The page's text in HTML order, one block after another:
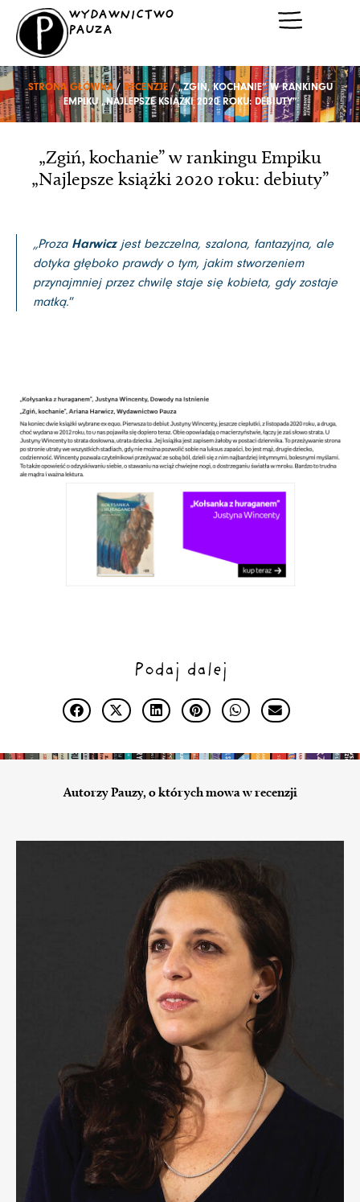
Przejdź
treści
WYDAWNICTWO
PAUZA
STRONA GŁÓWNA/ RECENZJE/ „ZGIŃ, KOCHANIE” W RANKINGU
EMPIKU „NAJLEPSZE KSIĄŻKI 2020 ROKU: DEBIUTY”
„Zgiń, kochanie” w rankingu Empiku
„Najlepsze książki 2020 roku: debiuty”
„Proza Harwiczjest bezczelna, szalona, fantazyjna, ale
dotyka głęboko prawdy o tym, jakim stworzeniem
przynajmniej przez chwilę staje się kobieta, gdy zostaje
matką.”
Podaj dalej
Autorzy Pauzy, o których mowa w recenzji